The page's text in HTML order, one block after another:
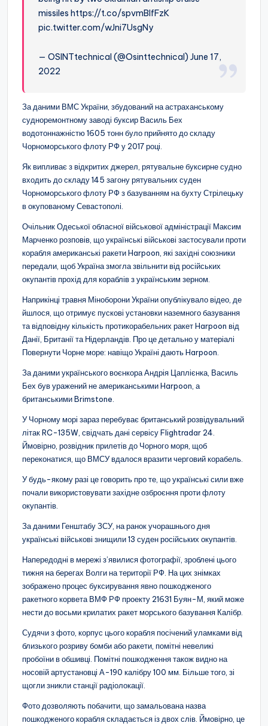
missiles https://t.co/spvmBlfFzK
pic.twitter.com/wJni7UsgNy
— OSINTtechnical (@Osinttechnical) June 17,
2022
За даними ВМС України, збудований на астраханському
судноремонтному заводі буксир Василь Бех
водотоннажністю 1605 тонн було прийнято до складу
Чорноморського флоту РФ у 2017 році.
Як випливає з відкритих джерел, рятувальне буксирне судно
входить до складу 145 загону рятувальних суден
Чорноморського флоту РФ з базуванням на бухту Стрілецьку
в окупованому Севастополі.
Очільник Одеської обласної військової адміністрації Максим
Марченко розповів, що українські військові застосували проти
корабля американські ракети Harpoon, які західні союзники
передали, щоб Україна змогла звільнити від російських
окупантів прохід для кораблів з українським зерном.
Наприкінці травня Міноборони України опублікувало відео, де
йшлося, що отримує пускові установки наземного базування
та відповідну кількість протикорабельних ракет Harpoon від
Данії, Британії та Нідерландів. Про це детально у матеріалі
Повернути Чорне море: навіщо Україні дають Harpoon.
За даними українського воєнкора Андрія Цаплієнка, Василь
Бех був уражений не американськими Harpoon, а
британськими Brimstone.
У Чорному морі зараз перебуває британський розвідувальний
літак RC-135W, свідчать дані сервісу Flightradar 24.
Ймовірно, розвідник прилетів до Чорного моря, щоб
переконатися, що ВМСУ вдалося вразити черговий корабель.
У будь-якому разі це говорить про те, що українські сили вже
почали використовувати західне озброєння проти флоту
окупантів.
За даними Генштабу ЗСУ, на ранок учорашнього дня
українські військові знищили 13 суден російських окупантів.
Напередодні в мережі з’явилися фотографії, зроблені цього
тижня на берегах Волги на території РФ. На цих знімках
зображено процес буксирування явно пошкодженого
ракетного корвета ВМФ РФ проекту 21631 Буян-М, який може
нести до восьми крилатих ракет морського базування Калібр.
Судячи з фото, корпус цього корабля посічений уламками від
близького розриву бомби або ракети, помітні невеликі
пробоїни в обшивці. Помітні пошкодження також видно на
носовій артустановці А-190 калібру 100 мм. Більше того, зі
щогли зникли станції радіолокації.
Фото дозволяють побачити, що замальована назва
пошкодженого корабля складається із двох слів. Ймовірно, це